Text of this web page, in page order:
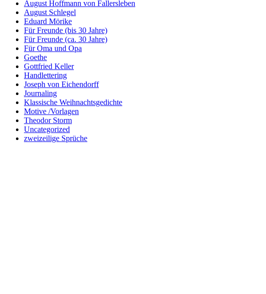
August Hoffmann von Fallersleben
August Schlegel
Eduard Mörike
Für Freunde (bis 30 Jahre)
Für Freunde (ca. 30 Jahre)
Für Oma und Opa
Goethe
Gottfried Keller
Handlettering
Joseph von Eichendorff
Journaling
Klassische Weihnachtsgedichte
Motive /Vorlagen
Theodor Storm
Uncategorized
zweizeilige Sprüche